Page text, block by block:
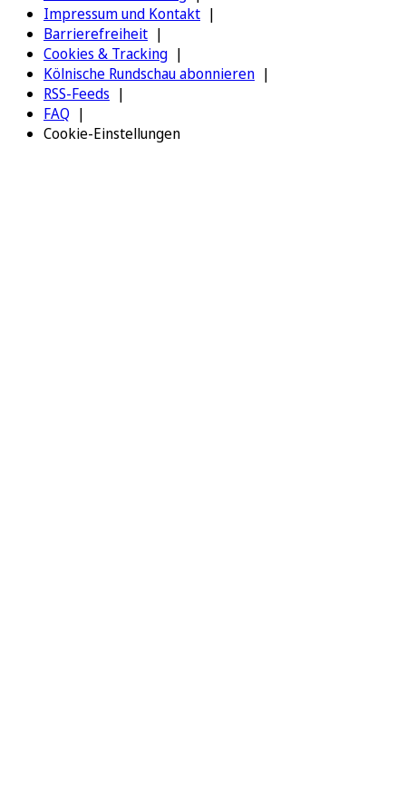
Impressum und Kontakt
Barrierefreiheit
Cookies & Tracking
Kölnische Rundschau abonnieren
RSS-Feeds
FAQ
Cookie-Einstellungen